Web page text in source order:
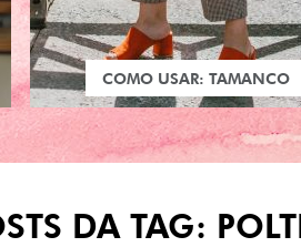
COMO USAR: TAMANCO
DA TAG: